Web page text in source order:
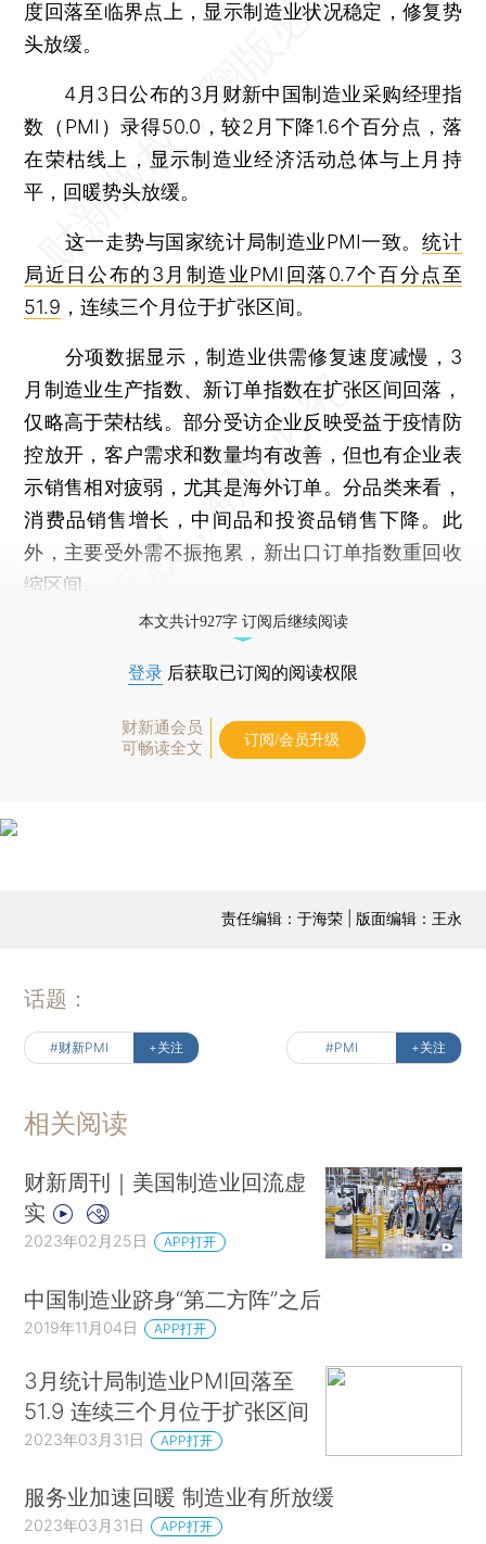
度回落至临界点上，显示制造业状况稳定，修复势
头放缓。
4月3日公布的3月财新中国制造业采购经理指
数（PMI）录得50.0，较2月下降1.6个百分点，落
在荣枯线上，显示制造业经济活动总体与上月持
平，回暖势头放缓。
这一走势与国家统计局制造业PMI一致。统计
局近日公布的3月制造业PMI回落0.7个百分点至
51.9 ，连续三个月位于扩张区间。
分项数据显示，制造业供需修复速度减慢，3
月制造业生产指数、新订单指数在扩张区间回落，
仅略高于荣枯线。部分受访企业反映受益于疫情防
控放开，客户需求和数量均有改善，但也有企业表
示销售相对疲弱，尤其是海外订单。分品类来看，
消费品销售增长，中间品和投资品销售下降。此
外，主要受外需不振拖累，新出口订单指数重回收
缩区间。
本文共计927字 订阅后继续阅读
登录 后获取已订阅的阅读权限
财新通会员
可畅读全文
订阅/会员升级
责任编辑：于海荣 | 版面编辑：王永
话题：
#财新PMI +关注 #PMI +关注
相关阅读
财新周刊｜美国制造业回流虚
实
2023年02月25日 APP打开
中国制造业跻身“第二方阵”之后
2019年11月04日 APP打开
3月统计局制造业PMI回落至
51.9 连续三个月位于扩张区间
2023年03月31日 APP打开
服务业加速回暖 制造业有所放缓
2023年03月31日 APP打开